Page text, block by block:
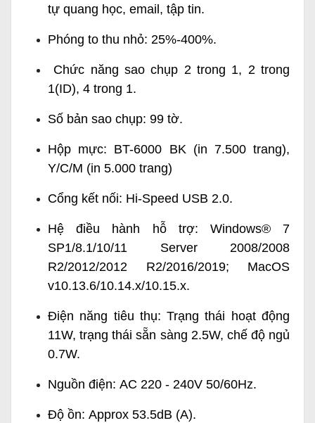
tự quang học, email, tập tin.
Phóng to thu nhỏ: 25%-400%.
Chức năng sao chụp 2 trong 1, 2 trong
1(ID), 4 trong 1.
Số bản sao chụp: 99 tờ.
Hộp mực: BT-6000 BK (in 7.500 trang),
Y/C/M (in 5.000 trang)
Cổng kết nối: Hi-Speed USB 2.0.
Hệ điều hành hỗ trợ: Windows® 7
SP1/8.1/10/11 Server 2008/2008
R2/2012/2012 R2/2016/2019; MacOS
v10.13.6/10.14.x/10.15.x.
Điện năng tiêu thụ: Trạng thái hoạt động
11W, trạng thái sẵn sàng 2.5W, chế độ ngủ
0.7W.
Nguồn điện: AC 220 - 240V 50/60Hz.
Độ ồn: Approx 53.5dB (A).